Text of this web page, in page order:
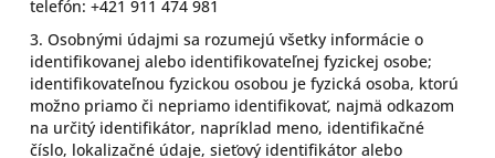
telefón: +421 911 474 981
3. Osobnými údajmi sa rozumejú všetky informácie o
identifikovanej alebo identifikovateľnej fyzickej osobe;
identifikovateľnou fyzickou osobou je fyzická osoba, ktorú
možno priamo či nepriamo identifikovať, najmä odkazom
na určitý identifikátor, napríklad meno, identifikačné
číslo, lokalizačné údaje, sieťový identifikátor alebo